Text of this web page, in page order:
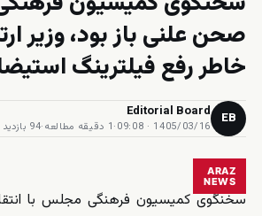
صحن علنى باز بود، وزير
خاطر رفع فيلترينگ
EB
Editorial Board
1405/03/16 · 09:08
·1 دقیقه مطالعه ·94 بازدید
ARAZ
NEWS
سخنگوی کمیسیون فرهنگی مجلس با